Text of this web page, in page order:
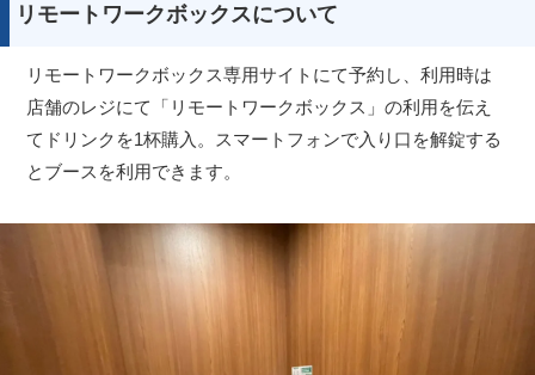
リモートワークボックスについて
リモートワークボックス専用サイトにて予約し、利用時は
店舗のレジにて「リモートワークボックス」の利用を伝え
てドリンクを1杯購入。スマートフォンで入り口を解錠する
とブースを利用できます。